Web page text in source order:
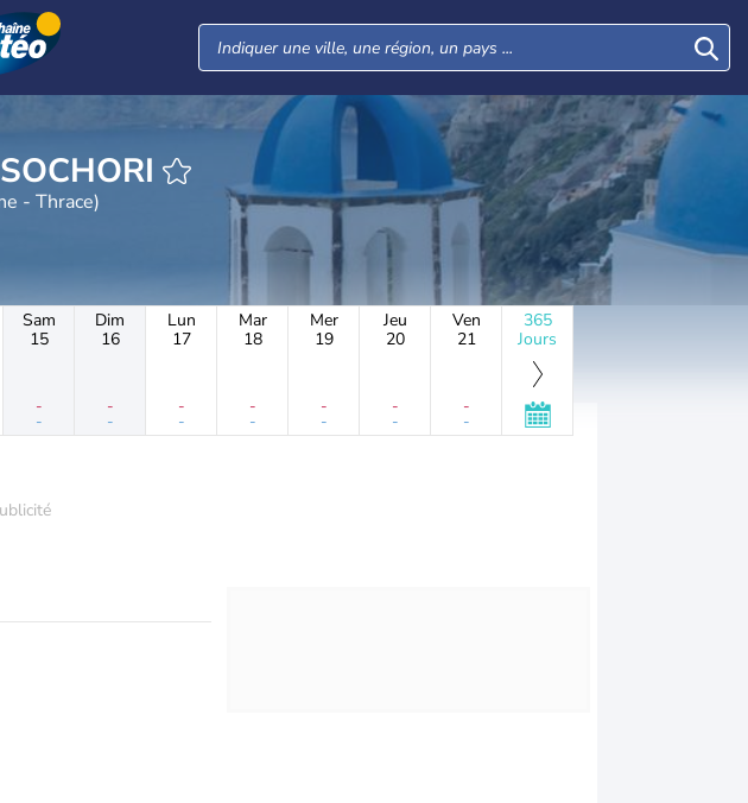
GYPSOCHORI
- Thrace)
Sam
15
-
-
Dim
16
-
-
Lun
17
-
-
Mar
18
-
-
Mer
19
-
-
Jeu
20
-
-
Ven
21
-
-
365
Jours